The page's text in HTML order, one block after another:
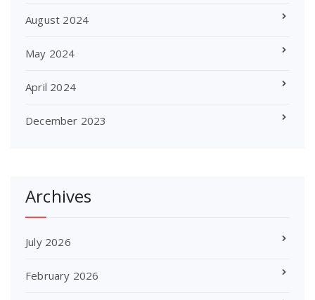
August 2024
May 2024
April 2024
December 2023
Archives
July 2026
February 2026